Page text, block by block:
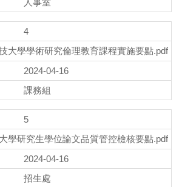
人事室
4
大學學術研究倫理教育課程實施要點.pdf
2024-04-16
課務組
5
學研究生學位論文品質管控檢核要點.pdf
2024-04-16
招生處